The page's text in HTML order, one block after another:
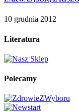
10 grudnia 2012
Literatura
Polecamy